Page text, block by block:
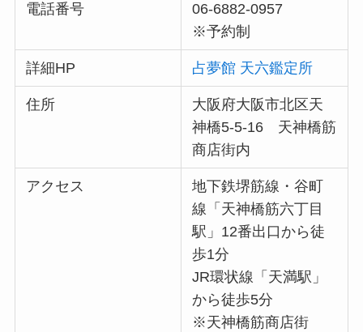
電話番号
06-6882-0957
※予約制
詳細HP 占夢館 天六鑑定所
住所
大阪府大阪市北区天
神橋5-5-16 天神橋筋
商店街内
アクセス
地下鉄堺筋線・谷町
線「天神橋筋六丁目
駅」12番出口から徒
歩1分
JR環状線「天満駅」
から徒歩5分
※天神橋筋商店街